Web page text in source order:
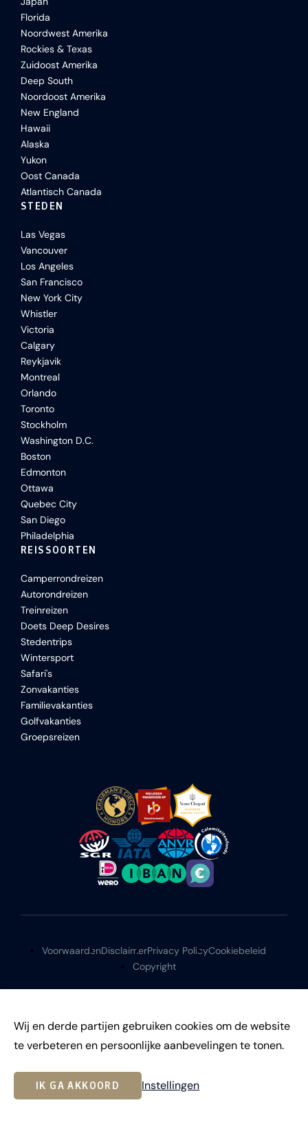
Wij en derde partijen gebruiken cookies om de website
te verbeteren en persoonlijke aanbevelingen te tonen.
IK GA AKKOORD Instellingen
Florida
Noordwest Amerika
Rockies & Texas
Zuidoost Amerika
Deep South
Noordoost Amerika
New England
Hawaii
Alaska
Yukon
Oost Canada
Atlantisch Canada
STEDEN
Las Vegas
Vancouver
Los Angeles
San Francisco
New York City
Whistler
Victoria
Calgary
Reykjavik
Montreal
Orlando
Toronto
Stockholm
Washington D.C.
Boston
Edmonton
Ottawa
Quebec City
San Diego
Philadelphia
REISSOORTEN
Camperrondreizen
Autorondreizen
Treinreizen
Doets Deep Desires
Stedentrips
Wintersport
Safari's
Zonvakanties
Familievakanties
Golfvakanties
Groepsreizen
VoorwaardenDisclaimerPrivacy PolicyCookiebeleid
Copyright
©2026